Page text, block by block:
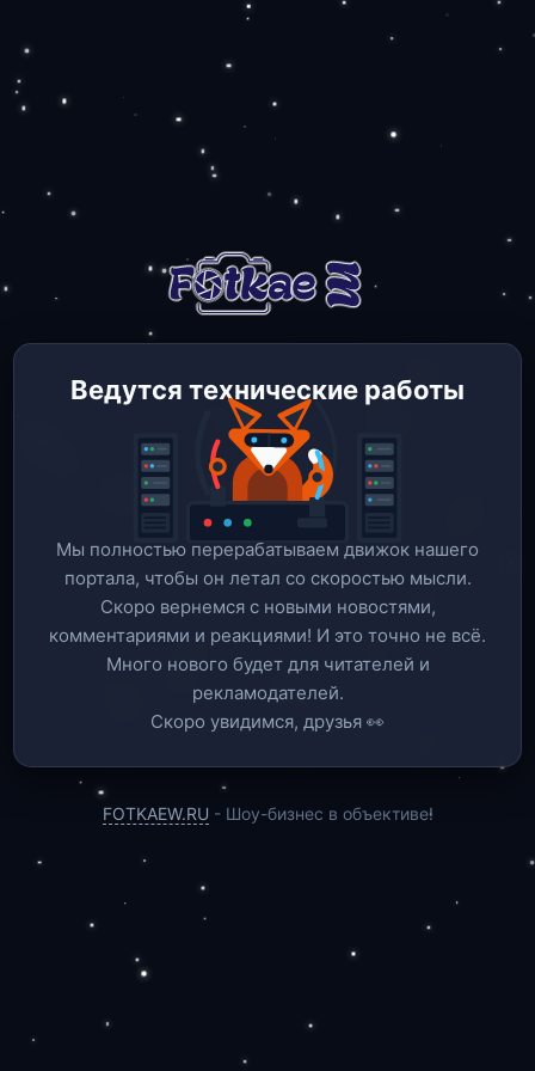
Ведутся технические работы
Мы полностью перерабатываем движок нашего
портала, чтобы он летал со скоростью мысли.
Скоро вернемся c новыми новостями,
комментариями и реакциями! И это точно не всё.
Много нового будет для читателей и
рекламодателей.
Скоро увидимся, друзья 👀
FOTKAEW.RU - Шоу-бизнес в объективе!